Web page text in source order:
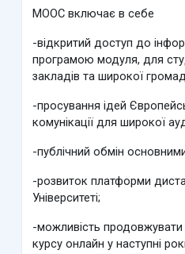
MOOC включає в себе
-відкритий доступ до
програмою модуля, для
закладів та широкої
-просування ідей
комунікації для широкої
-публічний обмін
-розвиток платформи
Університеті;
-можливість продовжувати
курсу онлайн у наступні